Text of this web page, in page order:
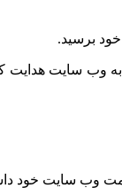
برسید.
وب سایت هدایت
وب سایت خود